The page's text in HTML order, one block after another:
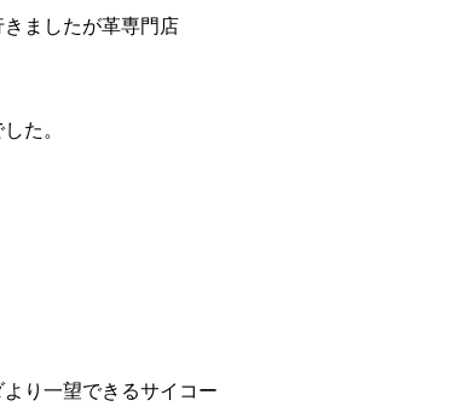
ましたが革専門店
た。
り一望できるサイコー